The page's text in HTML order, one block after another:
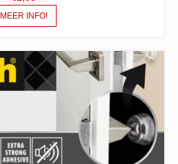
MEER INFO!